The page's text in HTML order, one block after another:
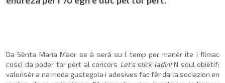
Da Sènta Maria Maor se à serà su l temp per manèr ite i filmac
coscì da poder tor pèrt al concors Let’s stick ladin!N soul obietif:
valorisèr a na moda gustegola i adesives fac fèr da la sociazion en